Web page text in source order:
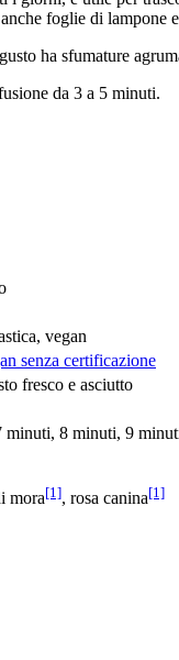
foglie di lampone
ha sfumature
da 3 a 5 minuti.
vegan
senza certificazione
fresco e asciutto
minuti, 8 minuti, 9
mora[1], rosa canina[1]